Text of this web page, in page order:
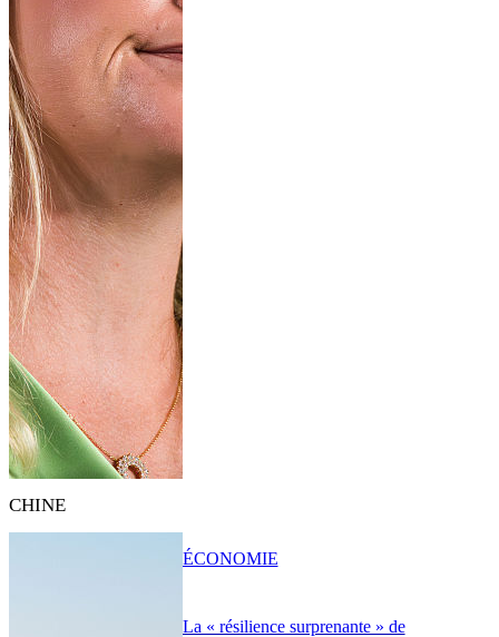
CHINE
La « résilience surprenante » de
ÉCONOMIE